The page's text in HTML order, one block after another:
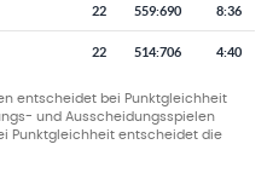
22 559:690 8:36
22 514:706 4:40
entscheidet bei Punktgleichheit
und Ausscheidungsspielen
Punktgleichheit entscheidet die